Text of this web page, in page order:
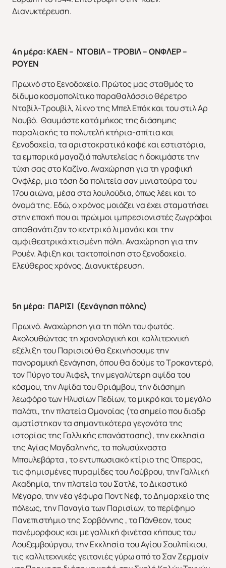
Χριστούγεννα & Πρωτοχρονιά Χειμώνας 2026/2027
Διανυκτέρευση.
4η μέρα: ΚΑΕΝ – ΝΤΟΒΙΛ – ΤΡΟΒΙΛ – ΟΝΦΛΕΡ –
ΡΟΥΕΝ
Πρωινό στο ξενοδοχείο. Πρώτος μας σταθμός το
δίδυμο κοσμοπολίτικο παραθαλάσσιο θέρετρο
Ντοβίλ-Τρουβίλ, λίκνο της Μπελ Επόκ και του στιλ Αρ
Νουβό. Θαυμάστε κατά μήκος της διάσημης
παραλιακής τα πολυτελή κτήρια-σπίτια και
ξενοδοχεία, τα αριστοκρατικά καφέ και εστιατόρια,
τα εμπορικά μαγαζιά πολυτελείας ή δοκιμάστε την
τύχη σας στο Καζίνο. Αναχώρηση για τη γραφική
Ονφλέρ, μια τόση δα πολιτεία σαν μινιατούρα του
17ου αιώνα, μέσα στα λουλούδια, όπως λέει και το
όνομά της. Εδώ, ο χρόνος μοιάζει να έχει σταματήσει
στην εποχή που οι πρώιμοι ιμπρεσιονιστές ζωγράφοι
απαθανάτιζαν το κεντρικό λιμανάκι και την
αμφιθεατρικά χτισμένη πόλη. Αναχώρηση για την
Ρουέν. Άφιξη και τακτοποίηση στο ξενοδοχείο.
Ελεύθερος χρόνος. Διανυκτέρευση.
5η μέρα: ΠΑΡΙΣΙ (ξενάγηση πόλης)
Πρωινό. Αναχώρηση για τη πόλη του φωτός.
Ακολουθώντας τη χρονολογική και καλλιτεχνική
εξέλιξη του Παρισιού θα ξεκινήσουμε την
πανοραμική ξενάγηση, όπου θα δούμε το Τροκαντερό,
τον Πύργο του Άιφελ, την μεγαλύτερη αψίδα του
κόσμου, την Αψίδα του Θριάμβου, την διάσημη
λεωφόρο των Ηλυσίων Πεδίων, το μικρό και το μεγάλο
παλάτι, την πλατεία Ομονοίας (το σημείο που διαδρ
αματίστηκαν τα σημαντικότερα γεγονότα της
ιστορίας της Γαλλικής επανάστασης), την εκκλησία
της Αγίας Μαγδαληνής, τα πολυσύχναστα
Μπουλεβάρτα , το εντυπωσιακό κτίριο της Όπερας,
τις φημισμένες πυραμίδες του Λούβρου, την Γαλλική
Ακαδημία, την πλατεία του Σατλέ, το Δικαστικό
Μέγαρο, την νέα γέφυρα Ποντ Νεφ, το Δημαρχείο της
πόλεως, την Παναγία των Παρισίων, το περίφημο
Πανεπιστήμιο της Σορβόννης , το Πάνθεον, τους
πανέμορφους και με γαλλική φινέτσα κήπους του
Λουξεμβούργου, την Εκκλησία του Αγίου Σουλπίκιου,
τις καλλιτεχνικές γειτονιές γύρω από το Σαν Ζερμαίν